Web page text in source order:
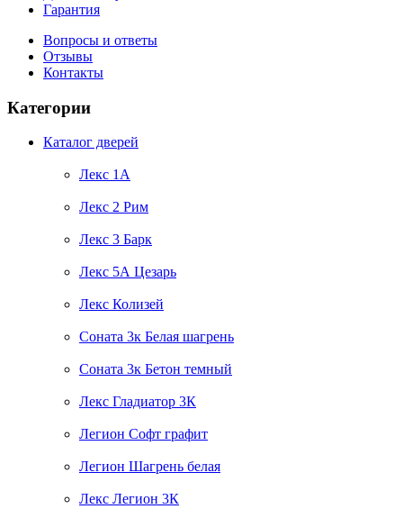
Гарантия
Вопросы и ответы
Отзывы
Контакты
Категории
Каталог дверей
Лекс 1А
Лекс 2 Рим
Лекс 3 Барк
Лекс 5А Цезарь
Лекс Колизей
Соната 3к Белая шагрень
Соната 3к Бетон темный
Лекс Гладиатор 3К
Легион Софт графит
Легион Шагрень белая
Лекс Легион 3К